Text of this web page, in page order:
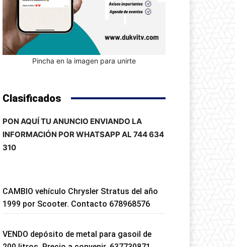
Pincha en la imagen para unirte
Clasificados
PON AQUÍ TU ANUNCIO ENVIANDO LA
INFORMACIÓN POR WHATSAPP AL 744 634
310
CAMBIO vehículo Chrysler Stratus del año
1999 por Scooter. Contacto 678968576
VENDO depósito de metal para gasoil de